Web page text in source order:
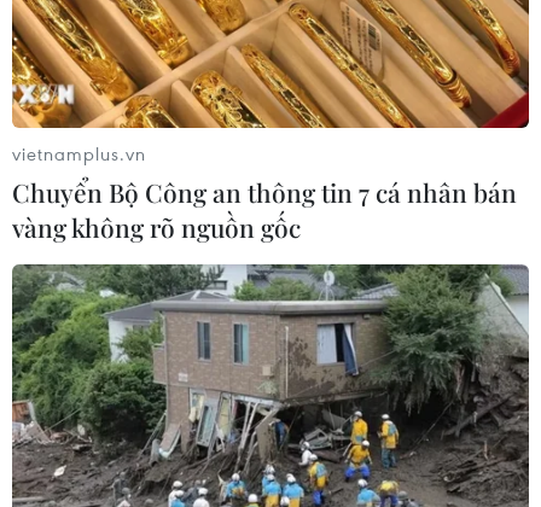
Thượng viện Mỹ thông qua dự luật
trừng phạt Nga
08/08/2026 03:50
Canada, Mỹ đàm phán thỏa thuận
thương mại tạm thời nhằm hạ nhiệt
căng thẳng
07/08/2026 23:53
Tổng thống đắc cử của Colombia
Abelardo De La Espriella nhậm chức
07/08/2026 23:12
vietnamplus.vn
Chuyển Bộ Công an thông tin 7 cá nhân bán
vàng không rõ nguồn gốc